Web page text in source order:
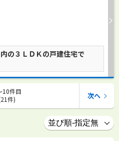
の３ＬＤＫの戸建住宅で
10件目
件)
次へ